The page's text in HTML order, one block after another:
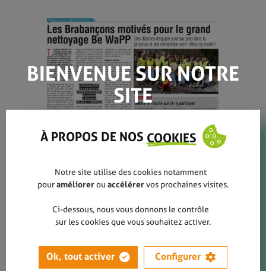
EN SAVOIR PLUS
Les Brabançons motivés pour le
grand nettoyage Be WaPP
Septembre 2021
La grande opération de nettoyage
citoyen organisée par Be WaPP
BIENVENUE SUR NOTRE
SITE
À PROPOS DE NOS COOKIES
Notre site utilise des cookies notamment
pouraméliorerou accélérervos prochaines visites.
Ci-dessous, nous vous donnons le contrôle
sur les cookies que vous souhaitez activer.
Ok, tout activer Configurer